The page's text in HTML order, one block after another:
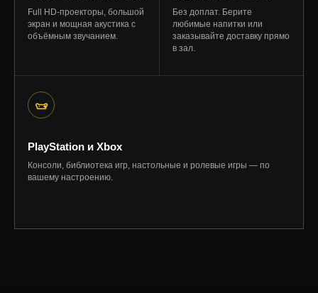
Full HD-проекторы, большой
экран и мощная акустика с
объёмным звучанием.
Без доплат. Берите
любимые напитки или
заказывайте доставку прямо
в зал.
PlayStation и Xbox
Консоли, библиотека игр, настольные и ролевые игры — по
вашему настроению.